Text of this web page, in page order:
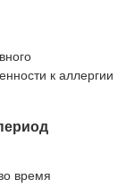
к аллергии
время